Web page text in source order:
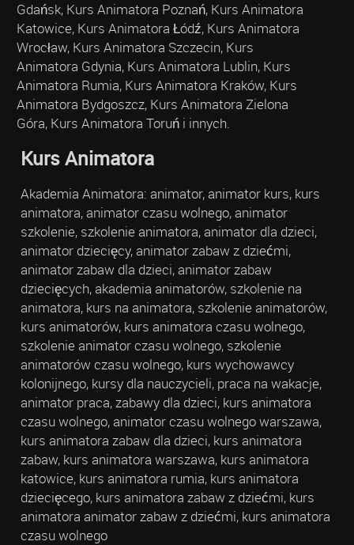
Gdańsk, Kurs Animatora Poznań, Kurs Animatora
Katowice, Kurs Animatora Łódź, Kurs Animatora
Wrocław, Kurs Animatora Szczecin, Kurs
Animatora Gdynia, Kurs Animatora Lublin, Kurs
Animatora Rumia, Kurs Animatora Kraków, Kurs
Animatora Bydgoszcz, Kurs Animatora Zielona
Góra, Kurs Animatora Toruń i innych.
Kurs Animatora
Akademia Animatora: animator, animator kurs, kurs
animatora, animator czasu wolnego, animator
szkolenie, szkolenie animatora, animator dla dzieci,
animator dziecięcy, animator zabaw z dziećmi,
animator zabaw dla dzieci, animator zabaw
dziecięcych, akademia animatorów, szkolenie na
animatora, kurs na animatora, szkolenie animatorów,
kurs animatorów, kurs animatora czasu wolnego,
szkolenie animator czasu wolnego, szkolenie
animatorów czasu wolnego, kurs wychowawcy
kolonijnego, kursy dla nauczycieli, praca na wakacje,
animator praca, zabawy dla dzieci, kurs animatora
czasu wolnego, animator czasu wolnego warszawa,
kurs animatora zabaw dla dzieci, kurs animatora
zabaw, kurs animatora warszawa, kurs animatora
katowice, kurs animatora rumia, kurs animatora
dziecięcego, kurs animatora zabaw z dziećmi, kurs
animatora animator zabaw z dziećmi, kurs animatora
czasu wolnego